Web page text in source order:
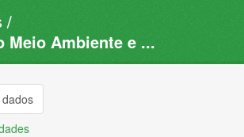
Meio Ambiente e ...